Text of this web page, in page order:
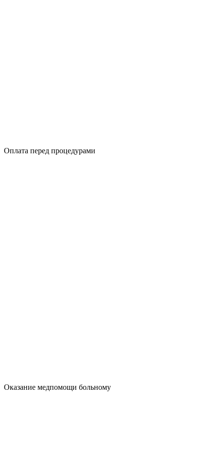
Оплата перед процедурами
Оказание медпомощи больному